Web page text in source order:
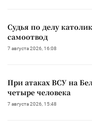
Судья по делу
самоотвод
7 августа 2026, 16:08
При атаках ВСУ на
четыре человека
7 августа 2026, 15:48